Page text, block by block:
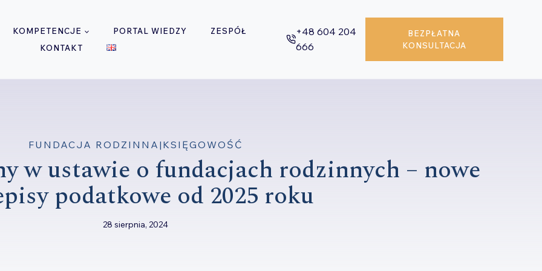
KOMPETENCJE PORTAL WIEDZY
ZESPÓŁ
KONTAKT
+48 604 204
666
BEZPŁATNA
KONSULTACJA
FUNDACJA RODZINNA | KSIĘGOWOŚĆ
w ustawie o fundacjach rodzinnych – nowe
podatkowe od 2025 roku
28 sierpnia, 2024